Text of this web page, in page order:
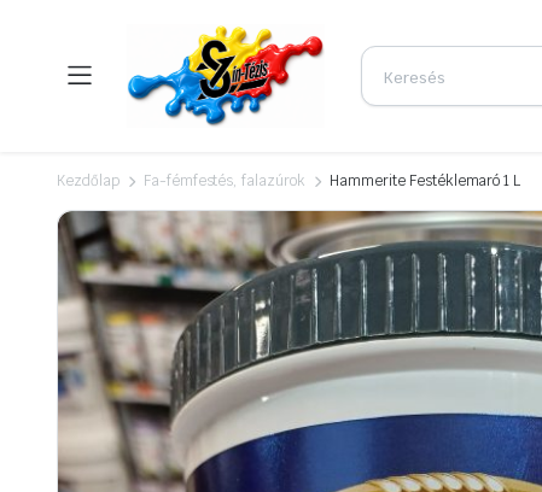
Kezdőlap Fa-fémfestés, falazúrok Hammerite Festéklemaró 1 L